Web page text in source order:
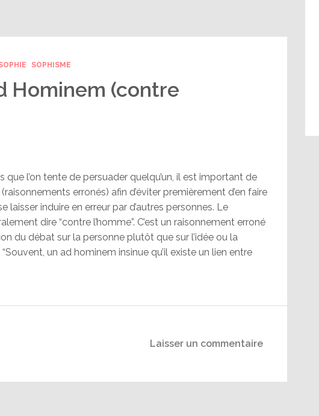
SOPHISME
Hominem (contre
l’on tente de persuader quelqu’un, il est important de
erronés) afin d’éviter premièrement d’en faire
induire en erreur par d’autres personnes. Le
dire “contre l’homme”. C’est un raisonnement erroné
du débat sur la personne plutôt que sur l’idée ou la
un ad hominem insinue qu’il existe un lien entre
Laisser un commentaire